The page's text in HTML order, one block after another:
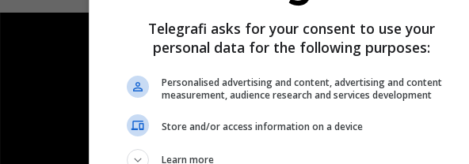
Telegrafi asks for your consent to use your
personal data for the following purposes:
Personalised advertising and content, advertising and content
measurement, audience research and services development
Store and/or access information on a device
Learn more